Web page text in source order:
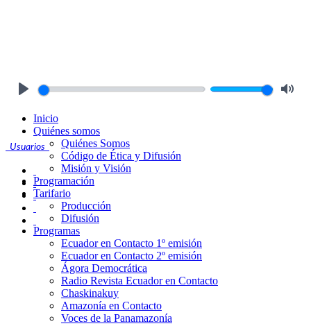
Usuarios
Inicio
Quiénes somos
Quiénes Somos
Código de Ética y Difusión
Misión y Visión
Programación
Tarifario
Producción
Difusión
Programas
Ecuador en Contacto 1º emisión
Ecuador en Contacto 2º emisión
Ágora Democrática
Radio Revista Ecuador en Contacto
Chaskinakuy
Amazonía en Contacto
Voces de la Panamazonía